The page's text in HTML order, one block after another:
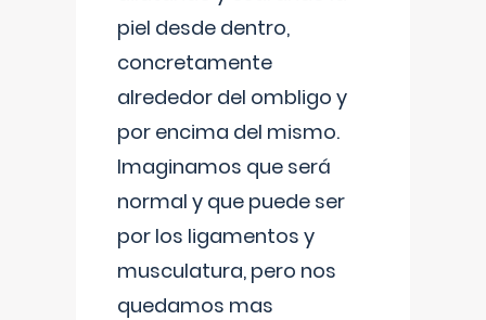
piel desde dentro,
concretamente
alrededor del ombligo y
por encima del mismo.
Imaginamos que será
normal y que puede ser
por los ligamentos y
musculatura, pero nos
quedamos mas